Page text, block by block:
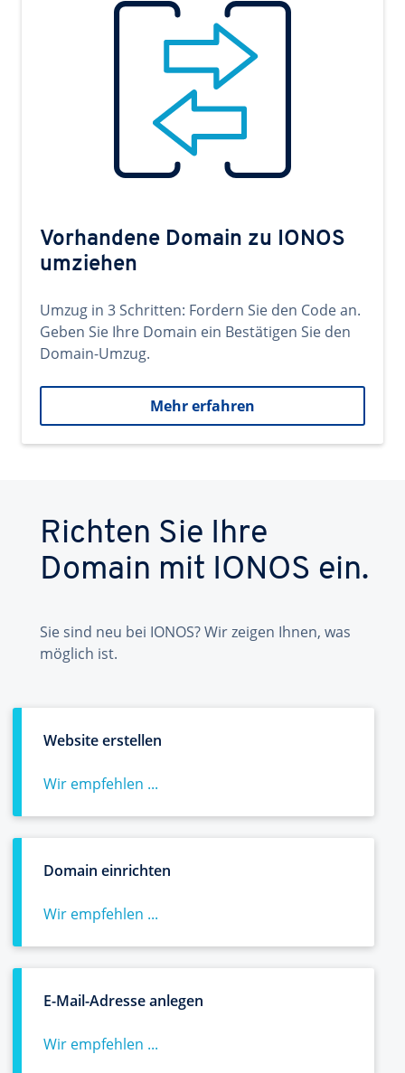
Vorhandene Domain zu IONOS
umziehen
Umzug in 3 Schritten: Fordern Sie den Code an.
Geben Sie Ihre Domain ein Bestätigen Sie den
Domain-Umzug.
Mehr erfahren
Richten Sie Ihre
Domain mit IONOS ein.
Sie sind neu bei IONOS? Wir zeigen Ihnen, was
möglich ist.
Website erstellen
Wir empfehlen ...
Domain einrichten
Wir empfehlen ...
E-Mail-Adresse anlegen
Wir empfehlen ...